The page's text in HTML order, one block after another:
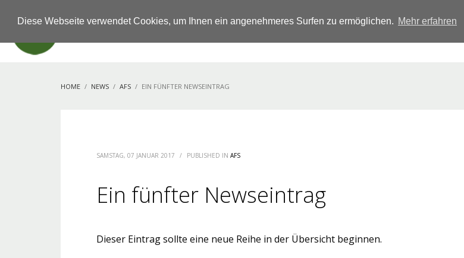
Diese Webseite verwendet Cookies, um Ihnen ein angenehmeres Surfen zu ermöglichen. Mehr erfahren
HOME NEWS AFS EIN FÜNFTER NEWSEINTRAG
SAMSTAG, 07 JANUAR 2017 / PUBLISHED IN AFS
Ein fünfter Newseintrag
Dieser Eintrag sollte eine neue Reihe in der Übersicht beginnen.